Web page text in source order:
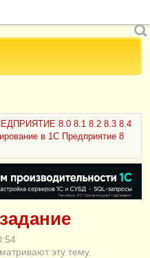
8.0 8.1 8.2 8.3 8.4
в 1С Предприятие 8
эту тему.